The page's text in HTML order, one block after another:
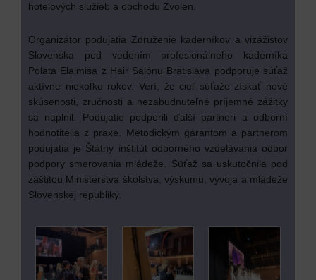
hotelových služieb a obchodu Zvolen.
Organizátor podujatia Združenie kaderníkov a vizážistov
Slovenska pod vedením profesionálneho kaderníka
Polata Elalmisa z Hair Salónu Bratislava podporuje súťaž
aktívne niekoľko rokov. Verí, že cieľ súťaže získať nové
skúsenosti, zručnosti a nezabudnuteľné príjemné zážitky
sa naplnil. Podujatie podporili ďalší partneri a odborní
hodnotitelia z praxe. Metodickým garantom a partnerom
podujatia je Štátny inštitút odborného vzdelávania odbor
podpory smerovania mládeže. Súťaž sa uskutočnila pod
záštitou Ministerstva školstva, výskumu, vývoja a mládeže
Slovenskej republiky.